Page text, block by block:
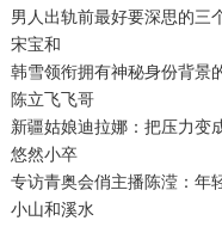
男人出轨前最好要深思的三
宋宝和
韩雪领衔拥有神秘身份背景
陈立飞飞哥
新疆姑娘迪拉娜：把压力变
悠然小卒
专访青奥会俏主播陈滢：年
小山和溪水